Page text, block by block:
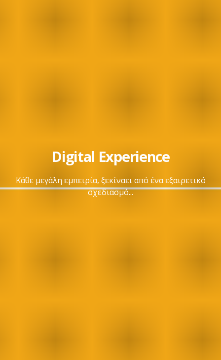
Digital Experience
Κάθε μεγάλη εμπειρία, ξεκίναει από ένα εξαιρετικό
σχεδιασμό...